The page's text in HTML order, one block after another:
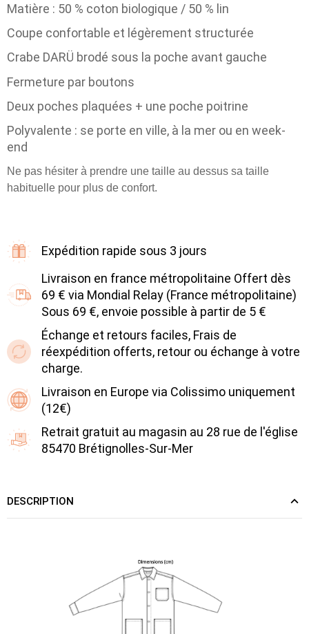
Matière : 50 % coton biologique / 50 % lin
Coupe confortable et légèrement structurée
Crabe DARÜ brodé sous la poche avant gauche
Fermeture par boutons
Deux poches plaquées + une poche poitrine
Polyvalente : se porte en ville, à la mer ou en week-
end
Ne pas hésiter à prendre une taille au dessus sa taille
habituelle pour plus de confort.
Expédition rapide sous 3 jours
Livraison en france métropolitaine Offert dès
69 € via Mondial Relay (France métropolitaine)
Sous 69 €, envoie possible à partir de 5 €
Échange et retours faciles, Frais de
réexpédition offerts, retour ou échange à votre
charge.
Livraison en Europe via Colissimo uniquement
(12€)
Retrait gratuit au magasin au 28 rue de l'église
85470 Brétignolles-Sur-Mer
DESCRIPTION